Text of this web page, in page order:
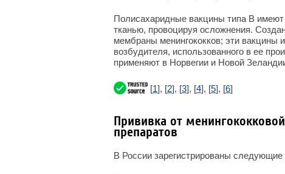
Полисахаридные вакцины типа В
тканью, провоцируя осложнения.
мембраны менингококков; эти
возбудителя, использованного в ее
применяют в Норвегии и Новой
[1], [2], [3], [4], [5], [6]
Прививка от
препаратов
В России зарегистрированы